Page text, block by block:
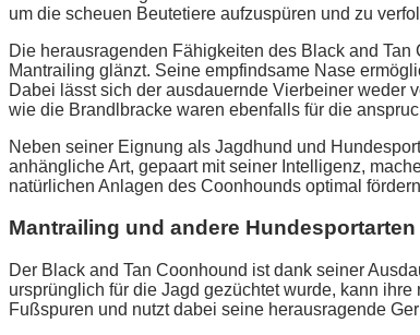
um die scheuen Beutetiere aufzuspüren und zu
Die herausragenden Fähigkeiten des Black and
Mantrailing glänzt. Seine empfindsame Nase
Dabei lässt sich der ausdauernde Vierbeiner weder
wie die Brandlbracke waren ebenfalls für die
Neben seiner Eignung als Jagdhund und
anhängliche Art, gepaart mit seiner Intelligenz,
natürlichen Anlagen des Coonhounds optimal
Mantrailing und andere
Der Black and Tan Coonhound ist dank seiner
ursprünglich für die Jagd gezüchtet wurde, kann
Fußspuren und nutzt dabei seine herausragende